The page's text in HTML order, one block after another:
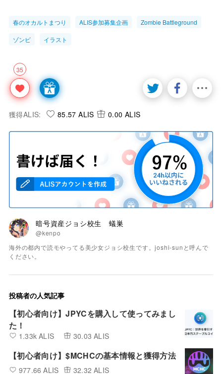
春のオカルトまつり ALIS参加募集企画 Zombie Battleground
ゾンビ イラスト
35
獲得ALIS: 85.57 ALIS 0.00 ALIS
暗号資産ジョシ校生 蟻巣
@kenpo
海外の都内で読モやってる美少女ジョシ校生です。joshi-sunと呼んで
ください。
投稿者の人気記事
【初心者向け】JPYCを購入して使ってみまし
た！
1.33k ALIS 30.03 ALIS
【初心者向け】$MCHCの基本情報と獲得方法
977.66 ALIS 32.32 ALIS